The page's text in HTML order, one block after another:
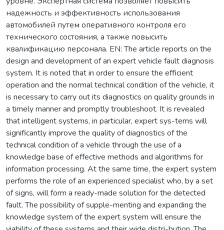
надежность и эффективность использования
автомобилей путем оперативного контроля его
технического состояния, а также повысить
квалификацию персонала. EN: The article reports on the
design and development of an expert vehicle fault diagnosis
system. It is noted that in order to ensure the efficient
operation and the normal technical condition of the vehicle, it
is necessary to carry out its diagnostics on quality grounds in
a timely manner and promptly troubleshoot. It is revealed
that intelligent systems, in particular, expert sys-tems will
significantly improve the quality of diagnostics of the
technical condition of a vehicle through the use of a
knowledge base of effective methods and algorithms for
information processing. At the same time, the expert system
performs the role of an experienced specialist who, by a set
of signs, will form a ready-made solution for the detected
fault. The possibility of supple-menting and expanding the
knowledge system of the expert system will ensure the